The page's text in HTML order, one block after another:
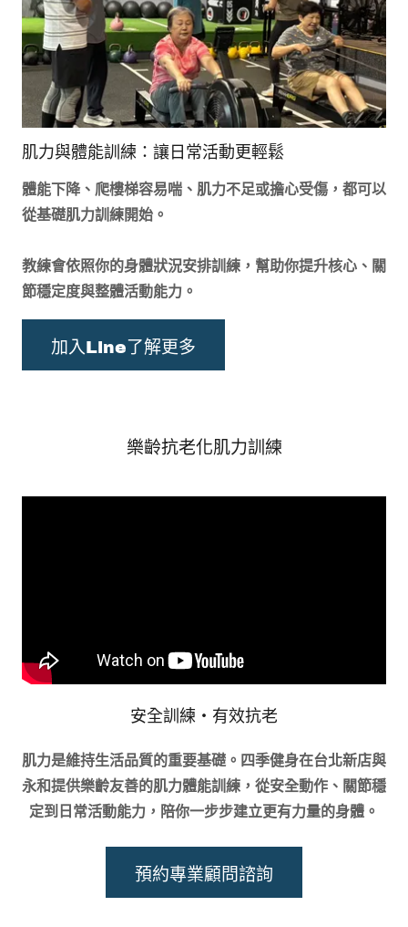
肌力與體能訓練：讓日常活動更輕鬆
體能下降、爬樓梯容易喘、肌力不足或擔心受傷，都可以
從基礎肌力訓練開始。
教練會依照你的身體狀況安排訓練，幫助你提升核心、關
節穩定度與整體活動能力。
加入Line了解更多
樂齡抗老化肌力訓練
安全訓練・有效抗老
肌力是維持生活品質的重要基礎。四季健身在台北新店與
永和提供樂齡友善的肌力體能訓練，從安全動作、關節穩
定到日常活動能力，陪你一步步建立更有力量的身體。
預約專業顧問諮詢